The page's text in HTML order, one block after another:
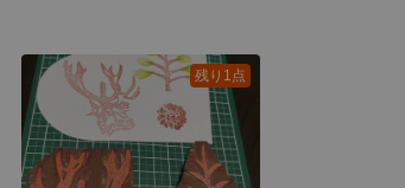
残り1点